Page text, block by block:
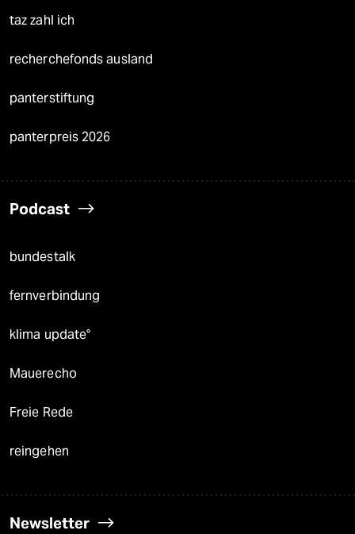
taz zahl ich
recherchefonds ausland
panterstiftung
panterpreis 2026
Podcast
bundestalk
fernverbindung
klima update°
Mauerecho
Freie Rede
reingehen
Newsletter